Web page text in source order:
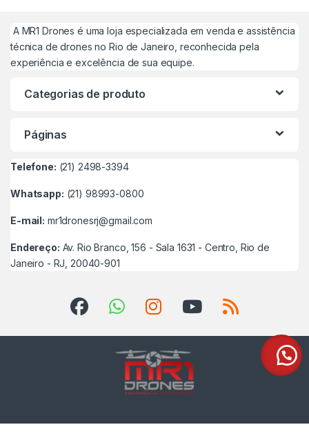
A MR1 Drones é uma loja especializada em venda e assistência
técnica de drones no Rio de Janeiro, reconhecida pela
experiência e excelência de sua equipe.
Categorias de produto
Páginas
Telefone: (21) 2498-3394
Whatsapp: (21) 98993-0800
E-mail: mr1dronesrj@gmail.com
Endereço: Av. Rio Branco, 156 - Sala 1631 - Centro, Rio de
Janeiro - RJ, 20040-901